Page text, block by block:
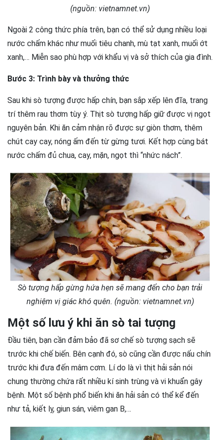
(nguồn: vietnamnet.vn)
Ngoài 2 công thức phía trên, bạn có thể sử dụng nhiều loại
nước chấm khác như muối tiêu chanh, mù tạt xanh, muối ớt
xanh,… Miễn sao phù hợp với khẩu vị và sở thích của gia đình.
Bước 3: Trình bày và thưởng thức
Sau khi sò tượng được hấp chín, bạn sắp xếp lên đĩa, trang
trí thêm rau thơm tùy ý. Thịt sò tượng hấp giữ được vị ngọt
nguyên bản. Khi ăn cảm nhận rõ được sự giòn thơm, thêm
chút cay cay, nóng ấm đến từ gừng tươi. Kết hợp cùng bát
nước chấm đủ chua, cay, mặn, ngọt thì “nhức nách”.
Sò tượng hấp gừng hứa hẹn sẽ mang đến cho bạn trải
nghiệm vị giác khó quên. (nguồn: vietnamnet.vn)
Một số lưu ý khi ăn sò tai tượng
Đầu tiên, bạn cần đảm bảo đã sơ chế sò tượng sạch sẽ
trước khi chế biến. Bên cạnh đó, sò cũng cần được nấu chín
trước khi đưa đến mâm cơm. Lí do là vì thịt hải sản nói
chung thường chứa rất nhiều kí sinh trùng và vi khuẩn gây
bệnh. Một số bệnh phổ biến khi ăn hải sản có thể kể đến
như tả, kiết lỵ, giun sán, viêm gan B,…